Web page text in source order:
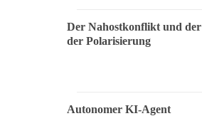
Der Nahostkonflikt und der
der Polarisierung
Autonomer KI-Agent